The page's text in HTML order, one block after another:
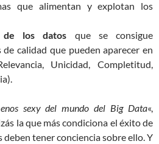
que alimentan y explotan los
de los datos que se consigue
calidad que pueden aparecer en
Unicidad, Completitud,
sexy del mundo del Big Data«,
la que más condiciona el éxito de
deben tener conciencia sobre ello. Y